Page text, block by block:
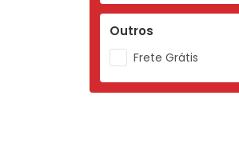
Outros
Frete Grátis